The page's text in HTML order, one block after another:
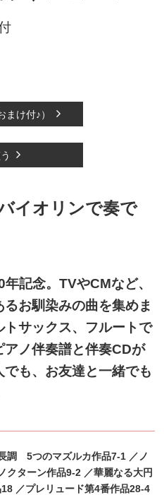
け付♪）
イオリンで奏で
記念。TVやCMなど、
お馴染みの曲を集めま
トサックス、フルートで
ノ伴奏譜と伴奏CDが
も、お友達と一緒でも
調 5つのマズルカ作品7-1 ／ノ
ノクターン作品9-2 ／華麗なる大円
／プレリュード第4番作品28-4